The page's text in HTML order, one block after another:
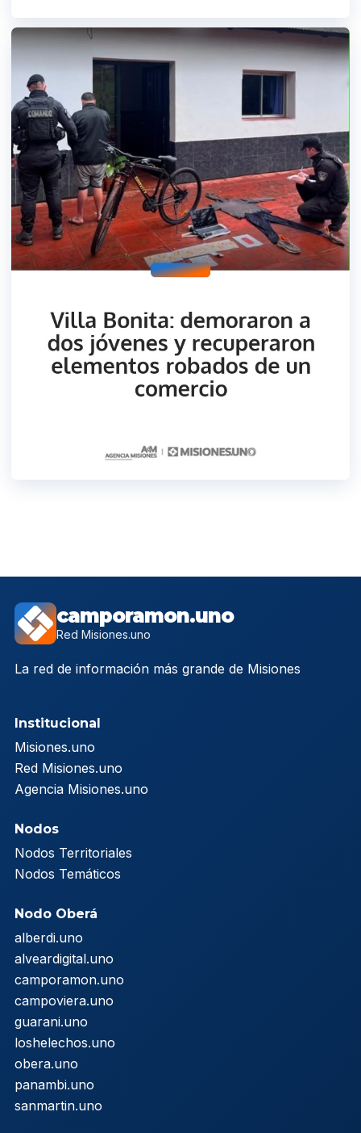
camporamon.uno
Red Misiones.uno
La red de información más grande de Misiones
Institucional
Misiones.uno
Red Misiones.uno
Agencia Misiones.uno
Nodos
Nodos Territoriales
Nodos Temáticos
Nodo Oberá
alberdi.uno
alveardigital.uno
camporamon.uno
campoviera.uno
guarani.uno
loshelechos.uno
obera.uno
panambi.uno
sanmartin.uno